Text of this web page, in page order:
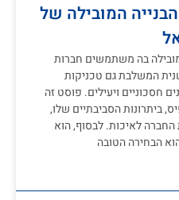
המובילה של
בה משתמשים חברות
המשלבת גם טכניקות
חסכוניים ויעילים. פוסט זה
ביתרונות הסביבתיים שלו,
החברה לאיכות. לבסוף, הוא
הבחירה הטובה